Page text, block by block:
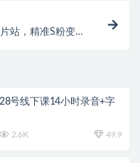
站，精准S粉变现
号线下课14小时录音+字
2.6K 49.9